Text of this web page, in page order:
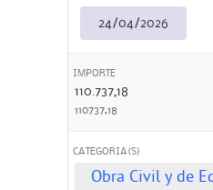
24/04/2026
IMPORTE
110.737,18
110737,18
CATEGORIA(S)
Obra Civil y de